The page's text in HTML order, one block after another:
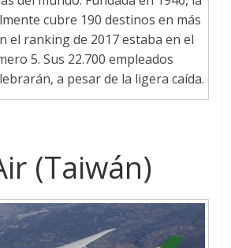
cubre 190 destinos en más
el ranking de 2017 estaba en el
5. Sus 22.700 empleados
a pesar de la ligera caída.
(Taiwán)